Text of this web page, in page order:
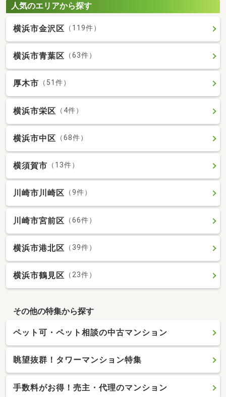
人気のエリアから探す
横浜市金沢区 （119件）
横浜市青葉区 （63件）
厚木市 （51件）
横浜市栄区 （4件）
横浜市中区 （68件）
横須賀市 （13件）
川崎市川崎区 （9件）
川崎市宮前区 （66件）
横浜市港北区 （39件）
横浜市鶴見区 （23件）
その他の特集から探す
ペット可・ペット相談の中古マンション
眺望抜群！タワーマンション特集
手数料がお得！売主・代理のマンション